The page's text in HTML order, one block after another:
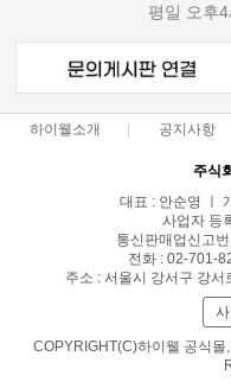
평일 오후
하이웰소개 공지사항
주식
대표 : 안순영 ㅣ
사업자 등
통신판매업신고
전화 : 02-701-
주소 : 서울시 강서구 강
COPYRIGHT(C)하이웰 공식